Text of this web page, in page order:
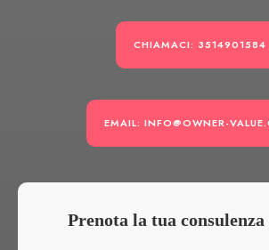
CHIAMACI: 3514901584
EMAIL: INFO@OWNER-
Prenota la tua